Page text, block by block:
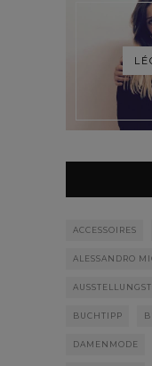
ACCESSOIRES
ALESSANDRO
BUCHTIPP
DAMENMODE